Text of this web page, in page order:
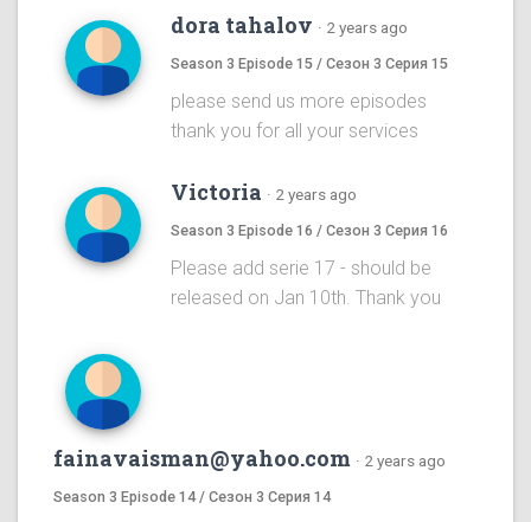
dora tahalov · 2 years ago
Season 3 Episode 15 / Сезон 3 Серия 15
please send us more episodes
thank you for all your services
Victoria · 2 years ago
Season 3 Episode 16 / Сезон 3 Серия 16
Please add serie 17 - should be
released on Jan 10th. Thank you
fainavaisman@yahoo.com · 2 years ago
Season 3 Episode 14 / Сезон 3 Серия 14